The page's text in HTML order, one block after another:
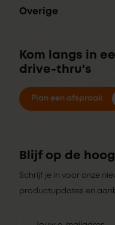
Overige
Kom langs in
drive-thru's
Plan een afspraak
Blijf op de
Schrijf je in voor onze
productupdates en